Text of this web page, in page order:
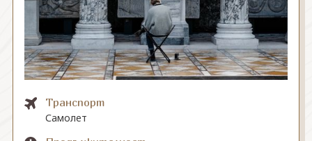
СВЪРЖЕТЕ СЕ С НАС
Транспорт
Самолет